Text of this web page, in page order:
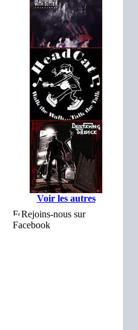
Voir les autres
Rejoins-nous sur
Facebook